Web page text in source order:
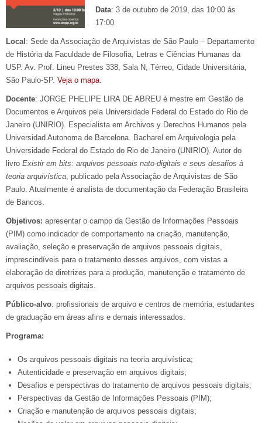
Data: 3 de outubro de 2019, das 10:00 às
17:00
Local: Sede da Associação de Arquivistas de São Paulo – Departamento
de História da Faculdade de Filosofia, Letras e Ciências Humanas da
USP. Av. Prof. Lineu Prestes 338, Sala N, Térreo, Cidade Universitária,
São Paulo-SP. Veja o mapa
Docente: JORGE PHELIPE LIRA DE ABREU é mestre em Gestão de
Documentos e Arquivos pela Universidade Federal do Estado do Rio de
Janeiro (UNIRIO). Especialista em Archivos y Derechos Humanos pela
Universidad Autonoma de Barcelona. Bacharel em Arquivologia pela
Universidade Federal do Estado do Rio de Janeiro (UNIRIO). Autor do
livro Existir em bits: arquivos pessoais nato-digitais e seus desafios à
teoria arquivística , publicado pela Associação de Arquivistas de São
Paulo. Atualmente é analista de documentação da Federação Brasileira
de Bancos.
Objetivos: apresentar o campo da Gestão de Informações Pessoais
(PIM) como indicador de comportamento na criação, manutenção,
avaliação, seleção e preservação de arquivos pessoais digitais,
imprescindíveis para o tratamento desses arquivos, com vistas a
elaboração de diretrizes para a produção, manutenção e tratamento de
arquivos pessoais digitais.
Público-alvo: profissionais de arquivo e centros de memória, estudantes
de graduação em áreas afins e demais interessados.
Programa:
Os arquivos pessoais digitais na teoria arquivística;
Autenticidade e preservação em arquivos digitais;
Desafios e perspectivas do tratamento de arquivos pessoais digitais;
Perspectivas da Gestão de Informações Pessoais (PIM);
Criação e manutenção de arquivos pessoais digitais;